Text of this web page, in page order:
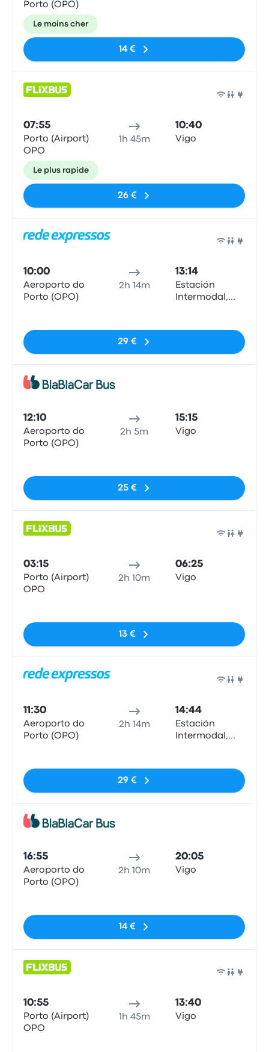
Porto (OPO)
Le moins cher
14 €
07:55
Porto (Airport)
OPO
1h 45m
10:40
Vigo
Le plus rapide
26 €
10:00
Aeroporto do
Porto (OPO)
2h 14m
13:14
Estación
Intermodal,
29 €
12:10
Aeroporto do
Porto (OPO)
2h 5m
15:15
Vigo
25 €
03:15
Porto (Airport)
OPO
2h 10m
06:25
Vigo
13 €
11:30
Aeroporto do
Porto (OPO)
2h 14m
14:44
Estación
Intermodal,
29 €
16:55
Aeroporto do
Porto (OPO)
2h 10m
20:05
Vigo
14 €
10:55
Porto (Airport)
OPO
1h 45m
13:40
Vigo